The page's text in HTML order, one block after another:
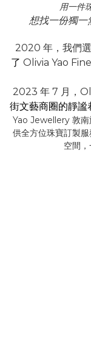
用一件
想找一份獨一
2020 年，我們
了 Olivia Yao
2023 年 7 月，
街文藝商圈的靜謐
Yao Jewellery 敦南
供全方位珠寶訂製
空間，